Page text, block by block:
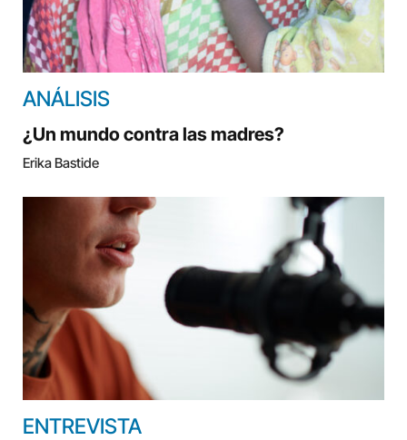
ANÁLISIS
¿Un mundo contra las madres?
Erika Bastide
ENTREVISTA